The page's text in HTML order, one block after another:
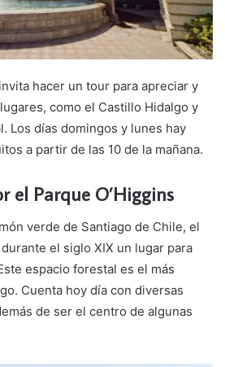
hacer un tour para apreciar y
como el Castillo Hidalgo y
Los días domingos y lunes hay
a partir de las 10 de la mañana.
el Parque O’Higgins
verde de Santiago de Chile, el
el siglo XIX un lugar para
espacio forestal es el más
Cuenta hoy día con diversas
de ser el centro de algunas